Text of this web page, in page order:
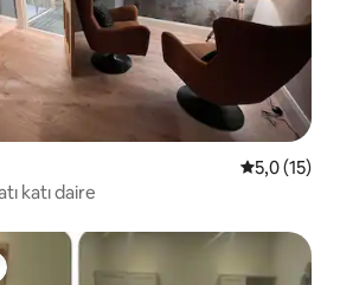
55,0 (15)
katı daire